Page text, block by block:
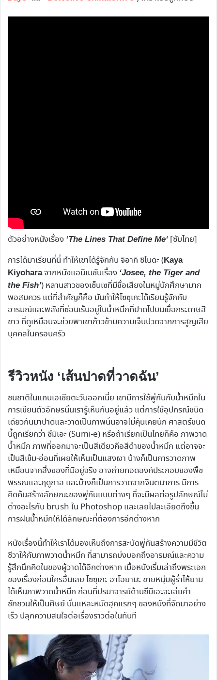
ตัวอย่างหนังเรื่อง ‘The Lines That Define Me‘ [ซับไทย]
การได้มาเรียนที่นี่ ทำให้เขาได้รู้จักกับ จิอากิ ชิโนดะ (Kaya
Kiyoharaจากหนังแอนิเมชันเรื่อง ‘Josee, the Tiger and
the Fish’) หลานสาวของเซ็นเซที่มีชื่อเสียงในหมู่นักศึกษามาก
พอสมควร แต่ที่สำคัญก็คือ มันทำให้โซซุเกะได้เรียนรู้จักกับ
อารมณ์และพลังที่ซ่อนเร้นอยู่ในน้ำหมึกที่ปาดไปบนเยื่อกระดาษสี
ขาว ที่ดูเหมือนจะช่วยพาเขาก้าวข้ามความเจ็บปวดจากการสูญเสีย
บุคคลในครอบครัว
รีวิวหนัง ‘เส้นปาดที่วาดฉัน’
ชนชาติในแถบเอเชียตะวันออกเนี่ย เขามีการใช้พู่กันกับน้ำหมึกใน
การเขียนตัวอักษรนั้นเรารู้เห็นกันอยู่แล้ว แต่การใช้อุปกรณ์ชนิด
เดียวกันมาปาดและวาดเป็นภาพนั้นอาจไม่คุ้นเคยนัก ศาสตร์ชนิด
นี้ถูกเรียกว่า ซึมิเอะ (Sumi-e) หรือถ้าเรียกเป็นไทยก็คือ ภาพวาด
น้ำหมึก ภาพที่ออกมาจะเป็นสีเดียวคือสีดำของน้ำหมึก แต่อาจจะ
เป็นสีเข้ม-อ่อนที่เผยให้เห็นเป็นแสงเงา บ้างก็เป็นการวาดภาพ
เหมือนจากสิ่งของที่มีอยู่จริง อาจถ่ายทอดองค์ประกอบของพืช
พรรณและฤดูกาล และบ้างก็เป็นการวาดจากจินตนาการ มีการ
คิดค้นสร้างลักษณะของพู่กันแบบต่างๆ ที่จะมีผลต่อรูปลักษณ์ไม่
ต่างอะไรกับ brush ใน Photoshop และเลยไปละเอียดถึงขึ้น
การฝนน้ำหมึกให้ได้ลักษณะที่ต้องการอีกต่างหาก
หนังเรื่องนี้ทำให้เราได้มองเห็นถึงการสะบัดพู่กันสร้างความมีชีวิต
ชีวาให้กับภาพวาดน้ำหมึก ที่สามารถบ่งบอกถึงอารมณ์และความ
รู้สึกนึกคิดในของผู้วาดได้อีกต่างหาก เมื่อหนังเริ่มเล่าถึงพระเอก
ของเรื่องก่อนใครอื่นเลย โซซุเกะ อาโอยามะ ชายหนุ่มผู้ร่ำไห้ยาม
ได้เห็นภาพวาดน้ำหมึก ก่อนที่ปรมาจารย์ด้านซึมิเอะจะเอ่ยคำ
ชักชวนให้เป็นศิษย์ นั่นแหละหมัดฮุคแรกๆ ของหนังที่จัดมาอย่าง
เร็ว ปลุกความสนใจต่อเรื่องราวต่อในทันที